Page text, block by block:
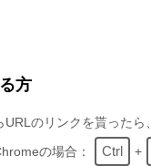
方
URLのリンクを貰ったら
の場合：
Ctrl +